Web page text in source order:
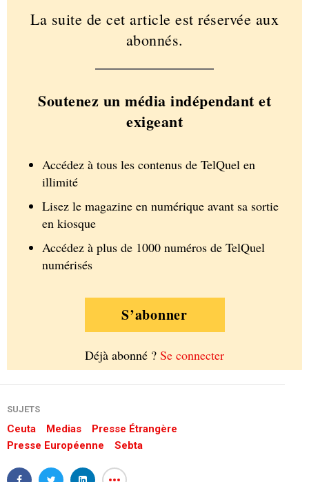
La suite de cet article est réservée aux
abonnés.
Soutenez un média indépendant et
exigeant
Accédez à tous les contenus de TelQuel en
illimité
Lisez le magazine en numérique avant sa sortie
en kiosque
Accédez à plus de 1000 numéros de TelQuel
numérisés
S’abonner
Déjà abonné ? Se connecter
SUJETS
Ceuta Medias
Presse Étrangère
Presse Européenne
Sebta